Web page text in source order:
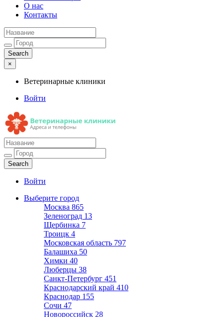
О нас
Контакты
×
Ветеринарные клиники
Войти
Ветеринарные клиники
Адреса и телефоны
Войти
Выберите город
Москва 865
Зеленоград 13
Щербинка 7
Троицк 4
Московская область 797
Балашиха 50
Химки 40
Люберцы 38
Санкт-Петербург 451
Краснодарский край 410
Краснодар 155
Сочи 47
Новороссийск 28